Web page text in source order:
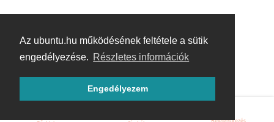
Az ubuntu.hu működésének feltétele a sütik
engedélyezése. Részletes információk
Engedélyezem
Bejelentkezés